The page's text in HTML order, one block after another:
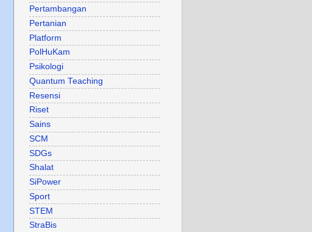
Pertambangan
Pertanian
Platform
PolHuKam
Psikologi
Quantum Teaching
Resensi
Riset
Sains
SCM
SDGs
Shalat
SiPower
Sport
STEM
StraBis